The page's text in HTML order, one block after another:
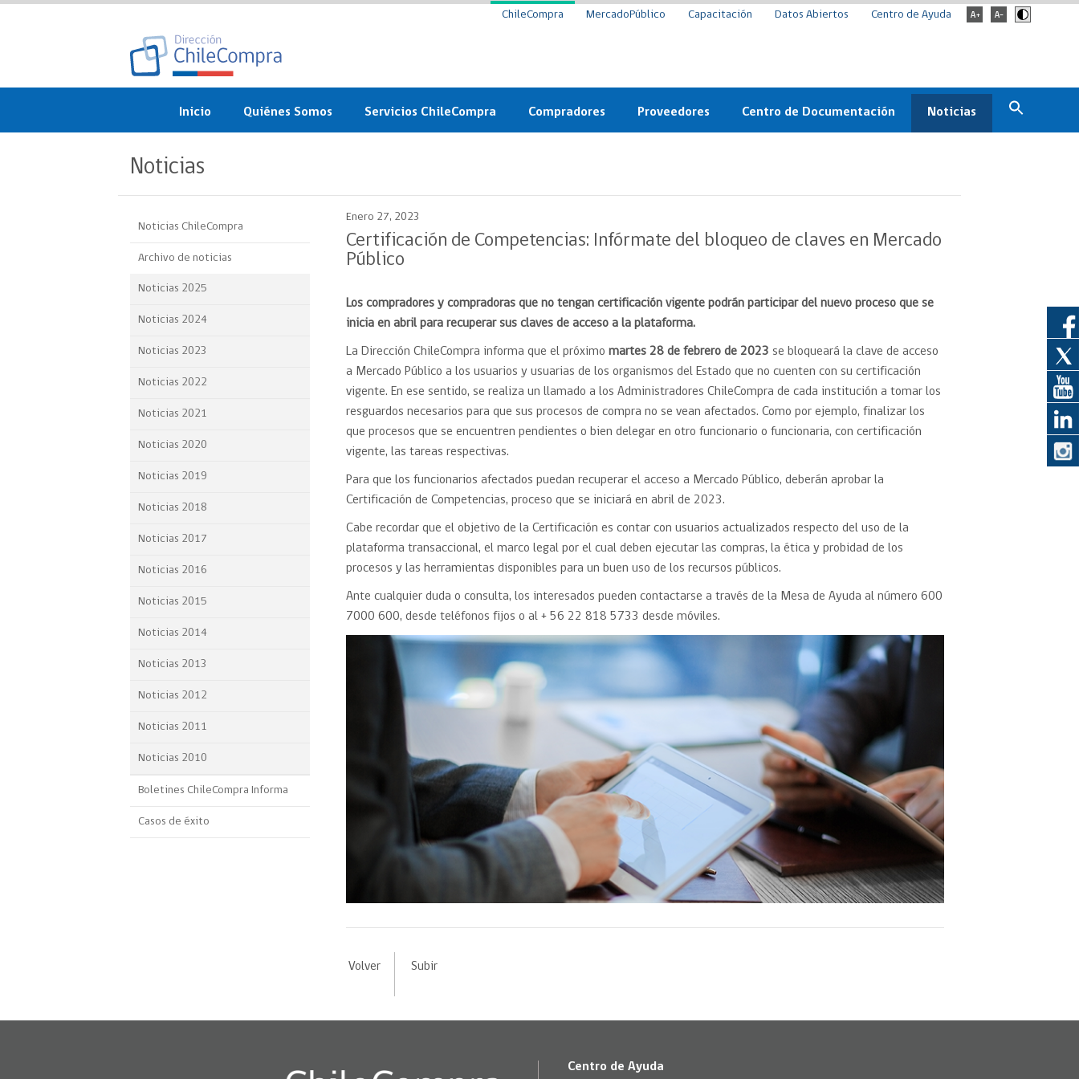
ChileCompra MercadoPúblico Capacitación Datos Abiertos Centro de Ayuda
Inicio Quiénes Somos
objetivos
Organigrama
Participación Ciudadana
Reportes Ley de Inclusión
Sé parte de nuestro equipo
Servicios ChileCompra
ChileCompra
Eficiencia
Capacitación ChileCompra:
Certificación competencias
Centro de Ayuda
Asesorías estratégicas
Datos Abiertos
API de Mercado Público
Ciberseguridad
Emergencias
Compradores
Circular
Compra Ágil
Bases Tipo de Licitación
Trato directo
Subasta inversa
Gestión de Contratos
Compras públicas con
perspectiva de género
Proveedores
Convenio Marco
Subasta inversa
electrónica proveedor
Centro de Documentación Noticias
Archivo de noticias
Boletines
ChileCompra
Noticias
Noticias ChileCompra
Archivo de noticias
Noticias 2025
Noticias 2024
Noticias 2023
Noticias 2022
Noticias 2021
Noticias 2020
Noticias 2019
Noticias 2018
Noticias 2017
Noticias 2016
Noticias 2015
Noticias 2014
Noticias 2013
Noticias 2012
Noticias 2011
Noticias 2010
Boletines ChileCompra Informa
Casos de éxito
Enero 27, 2023
Certificación de Competencias: Infórmate del bloqueo de claves en Mercado
Público
Los compradores y compradoras que no tengan certificación vigente podrán participar del nuevo proceso que se
inicia en abril para recuperar sus claves de acceso a la plataforma.
La Dirección ChileCompra informa que el próximomartes 28 de febrero de 2023 se bloqueará la clave de acceso
a Mercado Público a los usuarios y usuarias de los organismos del Estado que no cuenten con su certificación
vigente. En ese sentido, se realiza un llamado a los Administradores ChileCompra de cada institución a tomar los
resguardos necesarios para que sus procesos de compra no se vean afectados. Como por ejemplo, finalizar los
que procesos que se encuentren pendientes o bien delegar en otro funcionario o funcionaria, con certificación
vigente, las tareas respectivas.
Para que los funcionarios afectados puedan recuperar el acceso a Mercado Público, deberán aprobar la
Certificación de Competencias, proceso que se iniciará en abril de 2023.
Cabe recordar que el objetivo de la Certificación es contar con usuarios actualizados respecto del uso de la
plataforma transaccional, el marco legal por el cual deben ejecutar las compras, la ética y probidad de los
procesos y las herramientas disponibles para un buen uso de los recursos públicos.
Ante cualquier duda o consulta, los interesados pueden contactarse a través de la Mesa de Ayuda al número 600
7000 600, desde teléfonos fijos o al + 56 22 818 5733 desde móviles.
Volver Subir
Centro de Ayuda